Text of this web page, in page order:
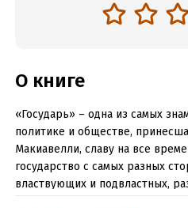
О книге
«Государь» – одна из самых
политике и обществе,
Макиавелли, славу на все
государство с самых разных
властвующих и подвластных,